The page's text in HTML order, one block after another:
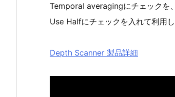
Temporal averagingにチェックを
Use Halfにチェックを入れて利用し
Depth Scanner 製品詳細